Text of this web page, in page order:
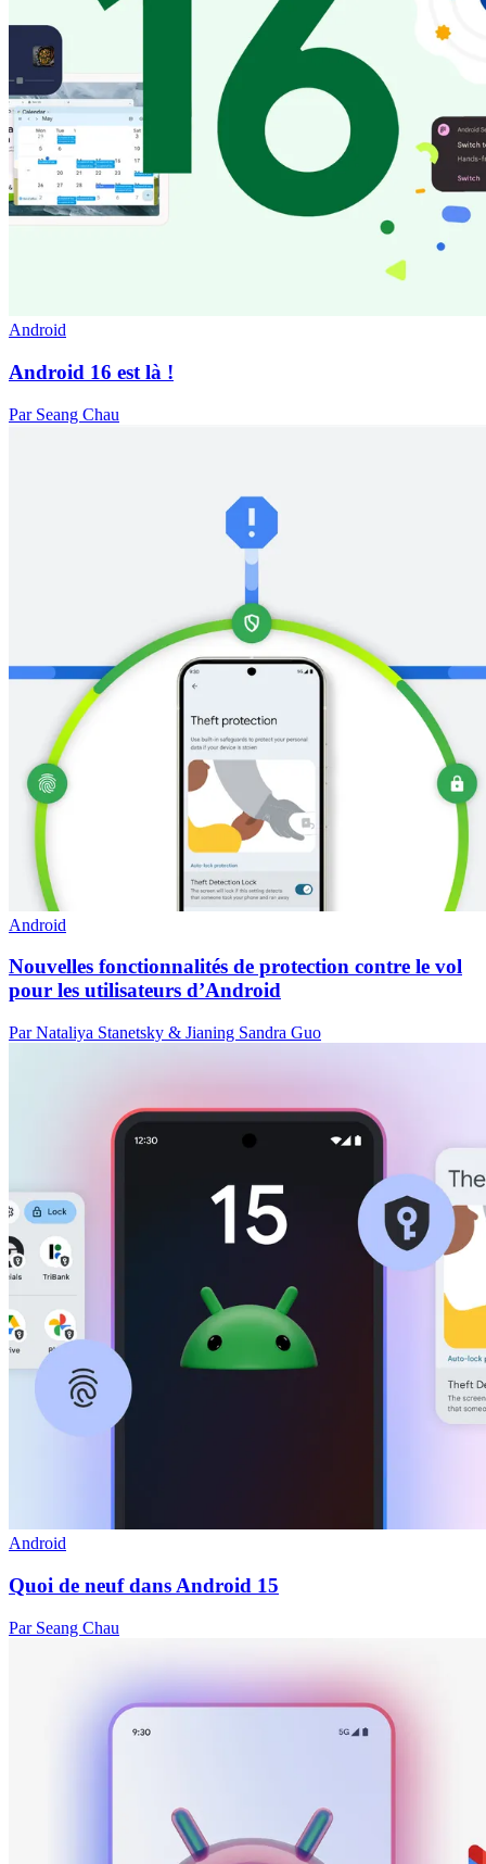
Android
Android 16 est là !
Par Seang Chau
Android
Nouvelles fonctionnalités de protection contre le vol
pour les utilisateurs d’Android
Par Nataliya Stanetsky & Jianing Sandra Guo
Android
Quoi de neuf dans Android 15
Par Seang Chau